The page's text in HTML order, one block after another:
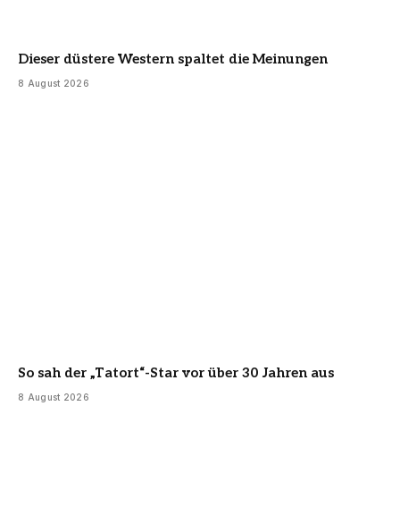
Dieser düstere Western spaltet die Meinungen
8 August 2026
So sah der „Tatort“-Star vor über 30 Jahren aus
8 August 2026